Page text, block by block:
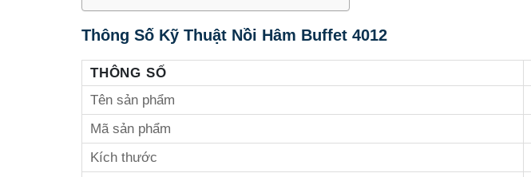
Thông Số Kỹ Thuật Nồi Hâm Buffet 4012
THÔNG SỐ
Tên sản phẩm
Mã sản phẩm
Kích thước